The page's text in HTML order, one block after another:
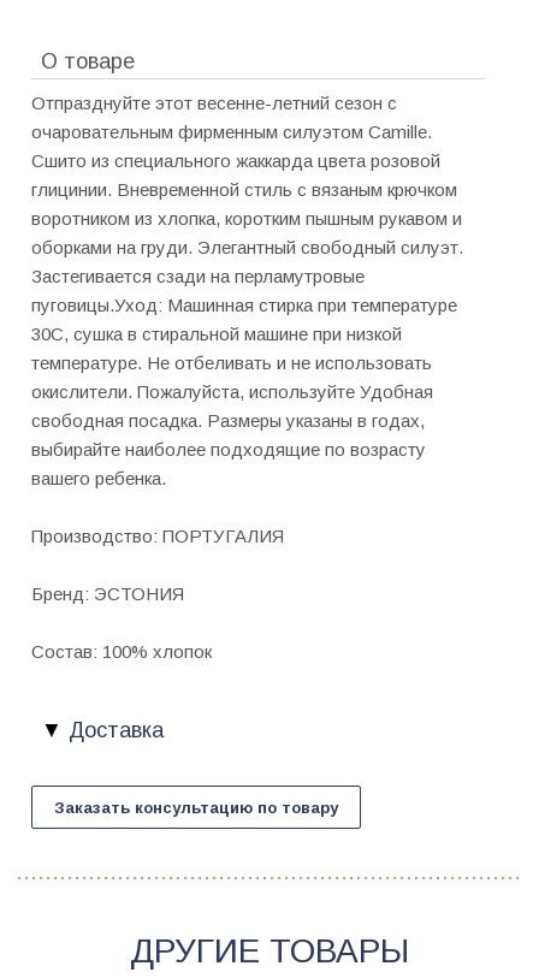
О товаре
Отпразднуйте этот весенне-летний сезон с
очаровательным фирменным силуэтом Camille.
Сшито из специального жаккарда цвета розовой
глицинии. Вневременной стиль с вязаным крючком
воротником из хлопка, коротким пышным рукавом и
оборками на груди. Элегантный свободный силуэт.
Застегивается сзади на перламутровые
пуговицы.Уход: Машинная стирка при температуре
30C, сушка в стиральной машине при низкой
температуре. Не отбеливать и не использовать
окислители. Пожалуйста, используйте Удобная
свободная посадка. Размеры указаны в годах,
выбирайте наиболее подходящие по возрасту
вашего ребенка.
Производство: ПОРТУГАЛИЯ
Бренд: ЭСТОНИЯ
Состав: 100% хлопок
Доставка
Заказать консультацию по товару
ДРУГИЕ ТОВАРЫ